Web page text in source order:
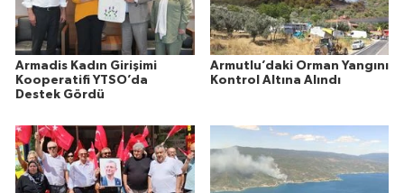
Armadis Kadın Girişimi
Kooperatifi YTSO’da
Destek Gördü
Armutlu’daki Orman Yangını
Kontrol Altına Alındı